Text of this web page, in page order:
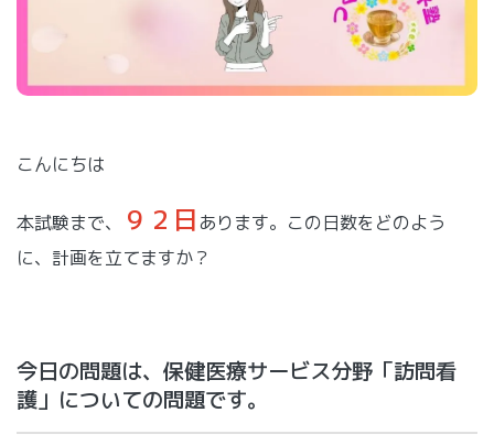
こんにちは
本試験まで、 ９２日 あります。この日数をどのよう
に、計画を立てますか？
今日の問題は、保健医療サービス分野「訪問看
護」についての問題です。